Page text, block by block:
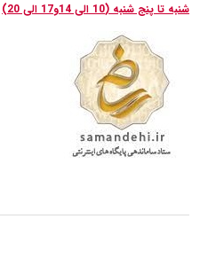
شنبه تا پنج شنبه (10 الی 14و17 الی 20)